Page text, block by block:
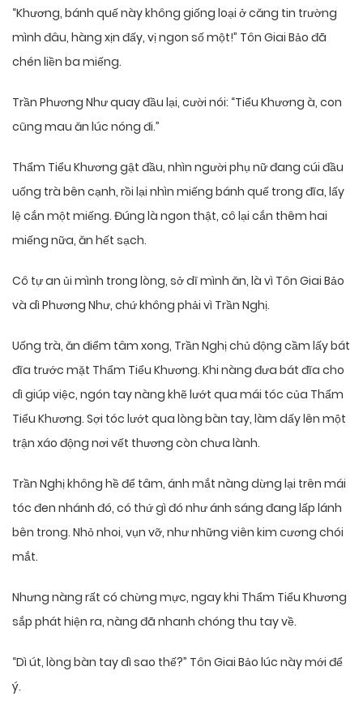
“Khương, bánh quế này không giống loại ở căng tin trường
mình đâu, hàng xịn đấy, vị ngon số một!” Tôn Giai Bảo đã
chén liền ba miếng.
Trần Phương Như quay đầu lại, cười nói: “Tiểu Khương à, con
cũng mau ăn lúc nóng đi.”
Thẩm Tiểu Khương gật đầu, nhìn người phụ nữ đang cúi đầu
uống trà bên cạnh, rồi lại nhìn miếng bánh quế trong đĩa, lấy
lệ cắn một miếng. Đúng là ngon thật, cô lại cắn thêm hai
miếng nữa, ăn hết sạch.
Cô tự an ủi mình trong lòng, sở dĩ mình ăn, là vì Tôn Giai Bảo
và dì Phương Như, chứ không phải vì Trần Nghị.
Uống trà, ăn điểm tâm xong, Trần Nghị chủ động cầm lấy bát
đĩa trước mặt Thẩm Tiểu Khương. Khi nàng đưa bát đĩa cho
dì giúp việc, ngón tay nàng khẽ lướt qua mái tóc của Thẩm
Tiểu Khương. Sợi tóc lướt qua lòng bàn tay, làm dấy lên một
trận xáo động nơi vết thương còn chưa lành.
Trần Nghị không hề để tâm, ánh mắt nàng dừng lại trên mái
tóc đen nhánh đó, có thứ gì đó như ánh sáng đang lấp lánh
bên trong. Nhỏ nhoi, vụn vỡ, như những viên kim cương chói
mắt.
Nhưng nàng rất có chừng mực, ngay khi Thẩm Tiểu Khương
sắp phát hiện ra, nàng đã nhanh chóng thu tay về.
“Dì út, lòng bàn tay dì sao thế?” Tôn Giai Bảo lúc này mới để
ý.